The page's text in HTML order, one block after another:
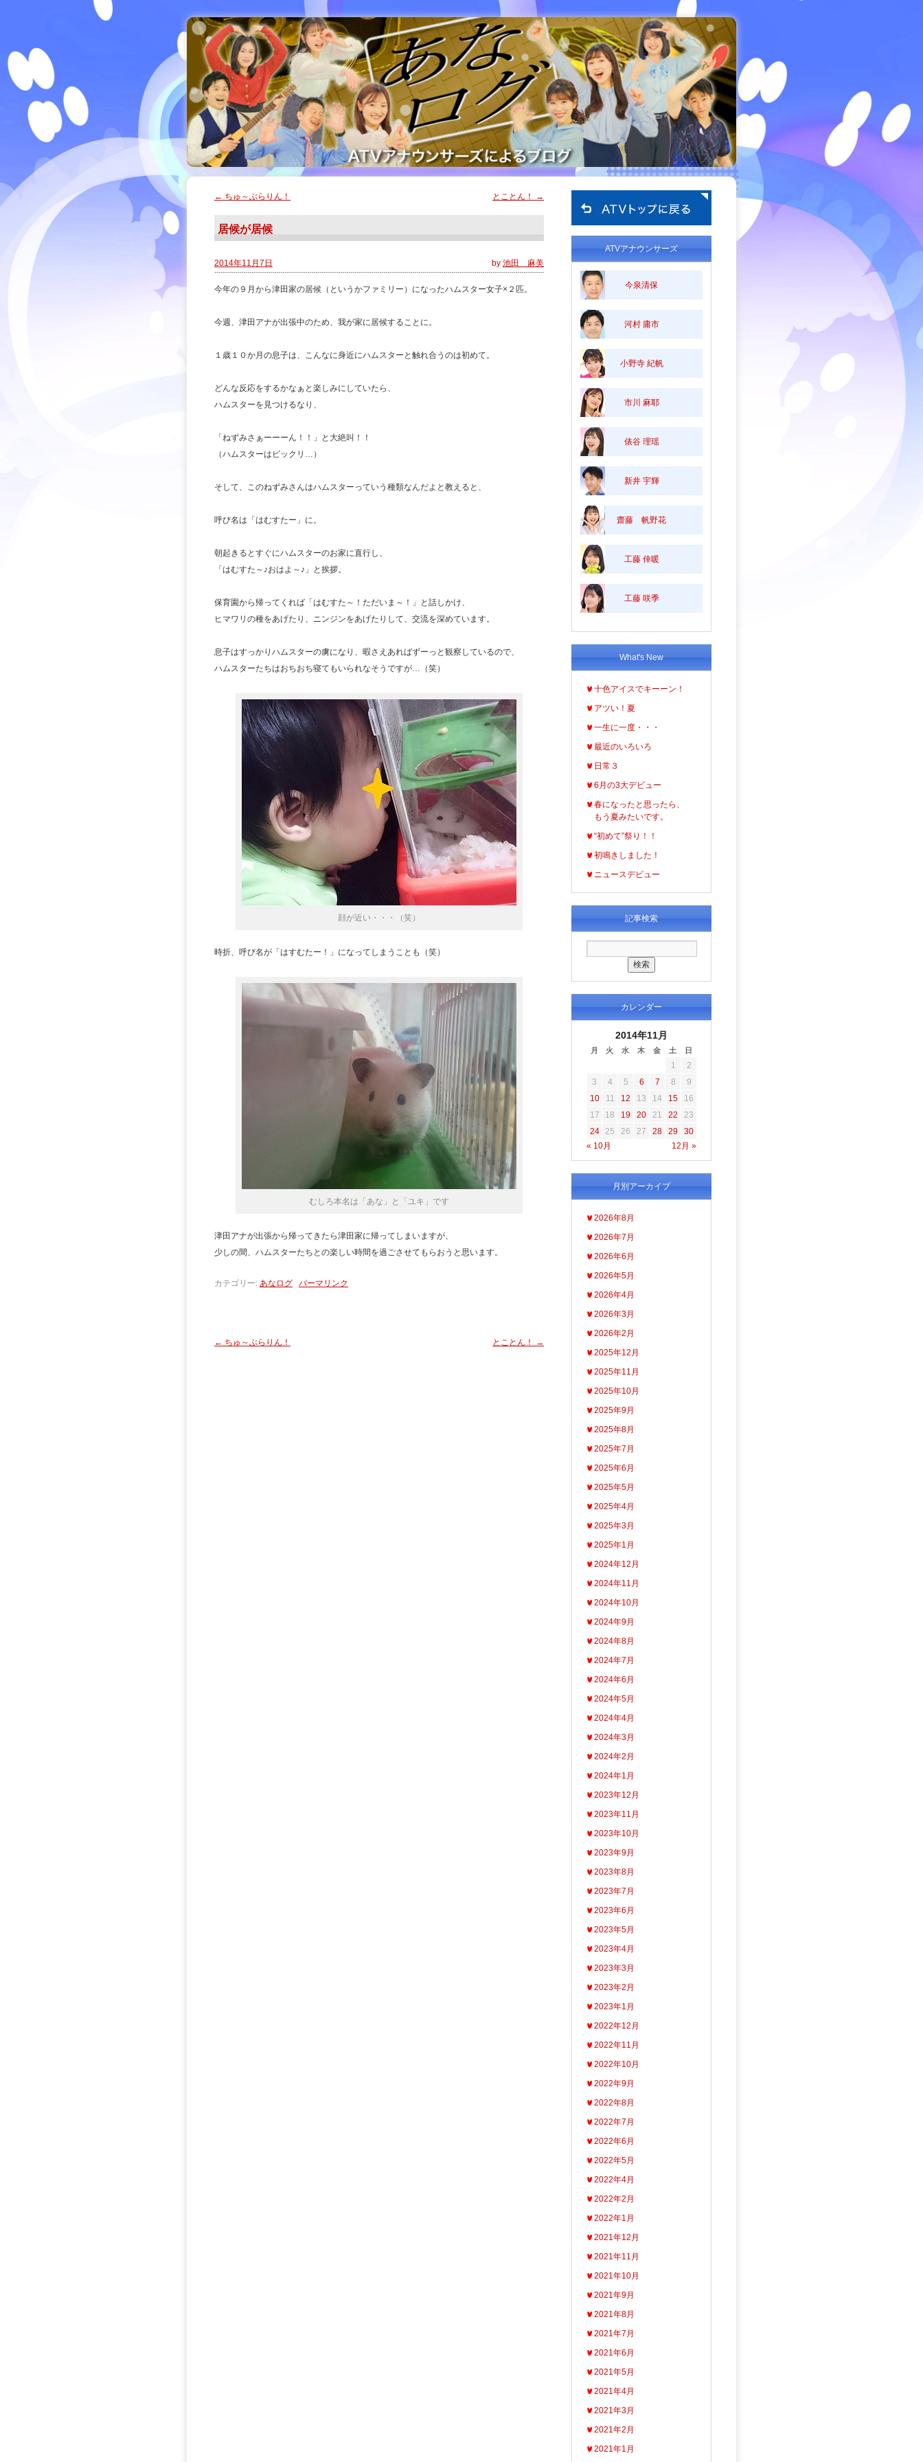
← ちゅ～ぶらりん！ とことん！ →
居候が居候
2014年11月7日 by 池田 麻美
今年の９月から津田家の居候（というかファミリー）になったハムスター女子×２匹。
今週、津田アナが出張中のため、我が家に居候することに。
１歳１０か月の息子は、こんなに身近にハムスターと触れ合うのは初めて。
どんな反応をするかなぁと楽しみにしていたら、
ハムスターを見つけるなり、
「ねずみさぁーーーん！！」と大絶叫！！
（ハムスターはビックリ…）
そして、このねずみさんはハムスターっていう種類なんだよと教えると、
呼び名は「はむすたー」に。
朝起きるとすぐにハムスターのお家に直行し、
「はむすた～♪おはよ～♪」と挨拶。
保育園から帰ってくれば「はむすた～！ただいま～！」と話しかけ、
ヒマワリの種をあげたり、ニンジンをあげたりして、交流を深めています。
息子はすっかりハムスターの虜になり、暇さえあればずーっと観察しているので、
ハムスターたちはおちおち寝てもいられなそうですが…（笑）
顔が近い・・・（笑）
時折、呼び名が「はすむたー！」になってしまうことも（笑）
むしろ本名は「あな」と「ユキ」です
津田アナが出張から帰ってきたら津田家に帰ってしまいますが、
少しの間、ハムスターたちとの楽しい時間を過ごさせてもらおうと思います。
カテゴリー: あなログ パーマリンク
← ちゅ～ぶらりん！ とことん！ →
ATVアナウンサーズ
今泉清保
河村 庸市
小野寺 紀帆
市川 麻耶
俵谷 理瑶
新井 宇輝
齋藤 帆野花
工藤 倖暖
工藤 咲季
What's New
十色アイスでキーーン！
アツい！夏
一生に一度・・・
最近のいろいろ
日常３
6月の3大デビュー
春になったと思ったら、
もう夏みたいです。
“初めて”祭り！！
初鳴きしました！
ニュースデビュー
記事検索
カレンダー
2014年11月
月 火 水 木 金 土 日
« 10月 12月 »
1
2
3
4 5 6 7 8
9
10
11 12 13 14 15
16
17
18 19 20 21 22
23
24
25 26 27 28 29 30
月別アーカイブ
2026年8月
2026年7月
2026年6月
2026年5月
2026年4月
2026年3月
2026年2月
2025年12月
2025年11月
2025年10月
2025年9月
2025年8月
2025年7月
2025年6月
2025年5月
2025年4月
2025年3月
2025年1月
2024年12月
2024年11月
2024年10月
2024年9月
2024年8月
2024年7月
2024年6月
2024年5月
2024年4月
2024年3月
2024年2月
2024年1月
2023年12月
2023年11月
2023年10月
2023年9月
2023年8月
2023年7月
2023年6月
2023年5月
2023年4月
2023年3月
2023年2月
2023年1月
2022年12月
2022年11月
2022年10月
2022年9月
2022年8月
2022年7月
2022年6月
2022年5月
2022年4月
2022年2月
2022年1月
2021年12月
2021年11月
2021年10月
2021年9月
2021年8月
2021年7月
2021年6月
2021年5月
2021年4月
2021年3月
2021年2月
2021年1月